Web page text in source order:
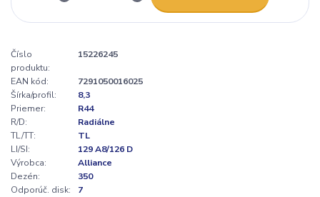
Číslo
produktu:
15226245
EAN kód:
7291050016025
Šírka/profil:
8,3
Priemer:
R44
R/D:
Radiálne
TL/TT:
TL
LI/SI:
129 A8/126 D
Výrobca:
Alliance
Dezén:
350
Odporúč. disk:
7